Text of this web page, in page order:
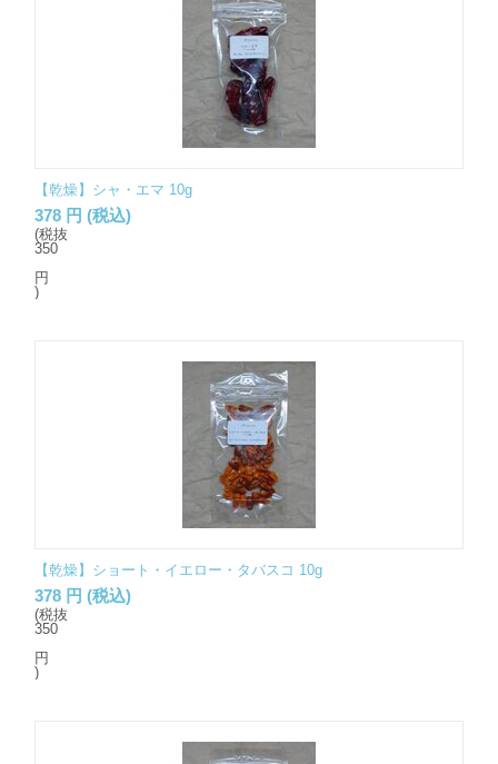
【乾燥】シャ・エマ 10g
378 円 (税込)
(税抜
350
円
)
【乾燥】ショート・イエロー・タバスコ 10g
378 円 (税込)
(税抜
350
円
)